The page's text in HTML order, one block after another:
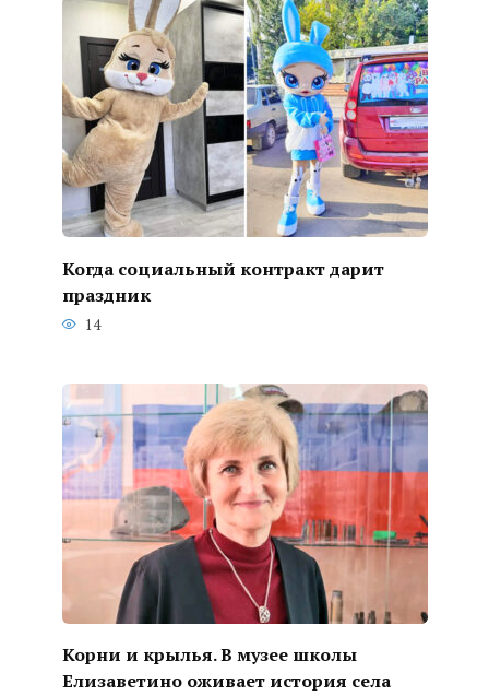
Когда социальный контракт дарит
праздник
14
Корни и крылья. В музее школы
Елизаветино оживает история села